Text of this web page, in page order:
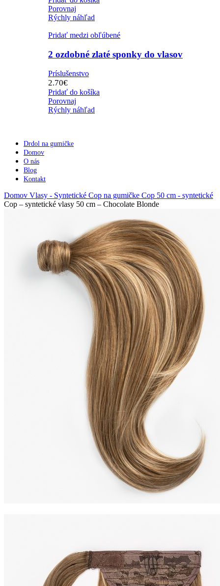
Porovnaj
Rýchly náhľad
Pridať medzi obľúbené
2 ozdobné zlaté sponky do vlasov
Príslušenstvo
2.70€
Pridať do košíka
Porovnaj
Rýchly náhľad
Drdol na gumičke
Domov
O nás
Blog
Kontakt
Domov Vlasy - Syntetické Cop na gumičke Cop 50 cm - syntetické
Cop – syntetické vlasy 50 cm – Chocolate Blonde